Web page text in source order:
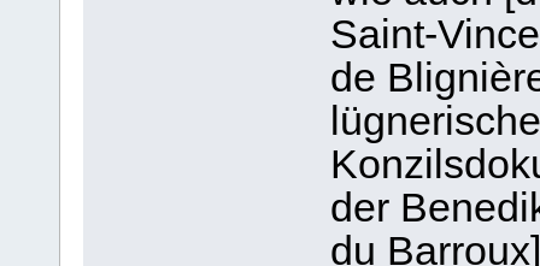
Saint-
de
der
du